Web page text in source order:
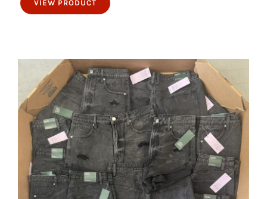
VIEW PRODUCT